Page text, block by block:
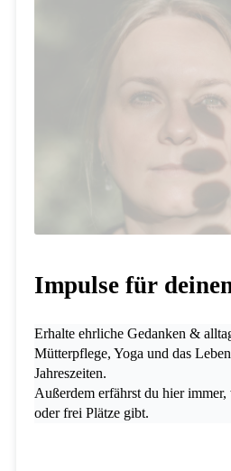
Impulse für
Erhalte ehrliche Gedanken &
Mütterpflege, Yoga und das
Jahreszeiten.
Außerdem erfährst du hier
oder frei Plätze gibt.